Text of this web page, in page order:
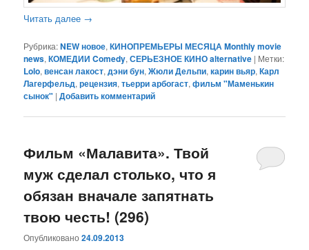
Читать далее →
Рубрика:NEW новое,КИНОПРЕМЬЕРЫ МЕСЯЦА Monthly movie
news,КОМЕДИИ Comedy,СЕРЬЕЗНОЕ КИНО alternative | Метки:
Lolo,венсан лакост,дэни бун,Жюли Дельпи,карин вьяр,Карл
Лагерфельд,рецензия,тьерри арбогаст,фильм "Маменькин
сынок" |Добавить комментарий
Фильм «Малавита». Твой
муж сделал столько, что я
обязан вначале запятнать
твою честь! (296)
Опубликовано24.09.2013